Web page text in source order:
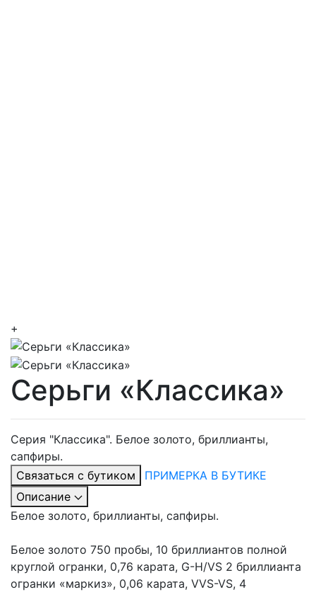
+
Серьги «Классика»
Серия "Классика". Белое золото, бриллианты,
сапфиры.
Связаться с бутиком
ПРИМЕРКА В БУТИКЕ
Описание
Белое золото, бриллианты, сапфиры.
Белое золото 750 пробы, 10 бриллиантов полной
круглой огранки, 0,76 карата, G-H/VS 2 бриллианта
огранки «маркиз», 0,06 карата, VVS-VS, 4